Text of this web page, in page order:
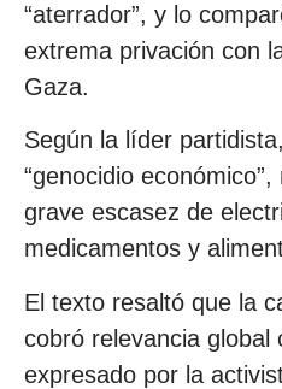
“aterrador”, y lo
extrema privación con
Gaza.
Según la líder
“genocidio
grave escasez de
medicamentos y
El texto resaltó que la
cobró relevancia global
expresado por la